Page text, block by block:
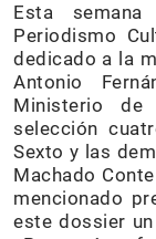
Esta
Periodismo
dedicado a la
Antonio
Ministerio
selección
Sexto y las
Machado
mencionado
este dossier